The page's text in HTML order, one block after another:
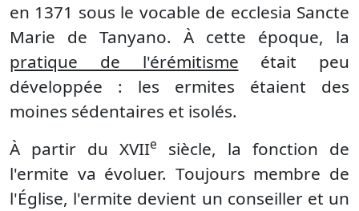
en 1371 sous le vocable de ecclesia Sancte
Marie de Tanyano. À cette époque, la
pratique de l'érémitisme était peu
développée : les ermites étaient des
moines sédentaires et isolés.
À partir du XVIIe
siècle, la fonction de
l'ermite va évoluer. Toujours membre de
l'Église, l'ermite devient un conseiller et un